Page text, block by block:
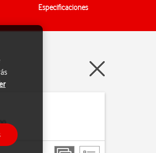
Especificaciones